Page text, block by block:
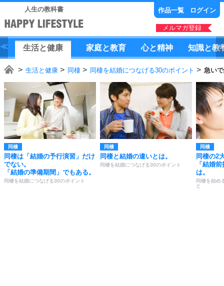
人生の教科書 作品一覧 ログイン
メルマガ登録
生活と健康 家庭と教育 心と精神 知識と教
生活と健康 同棲 同棲を結婚につなげる30のポイント 急い
同棲
同棲は「結婚の予行演習」だけ
でない。
「結婚の準備期間」でもある。
同棲を結婚につなげる30のポイント
同棲
同棲と結婚の違いとは。
同棲を結婚につなげる30のポイント
同棲
同棲の2
「結婚
は。
同棲を始め
と